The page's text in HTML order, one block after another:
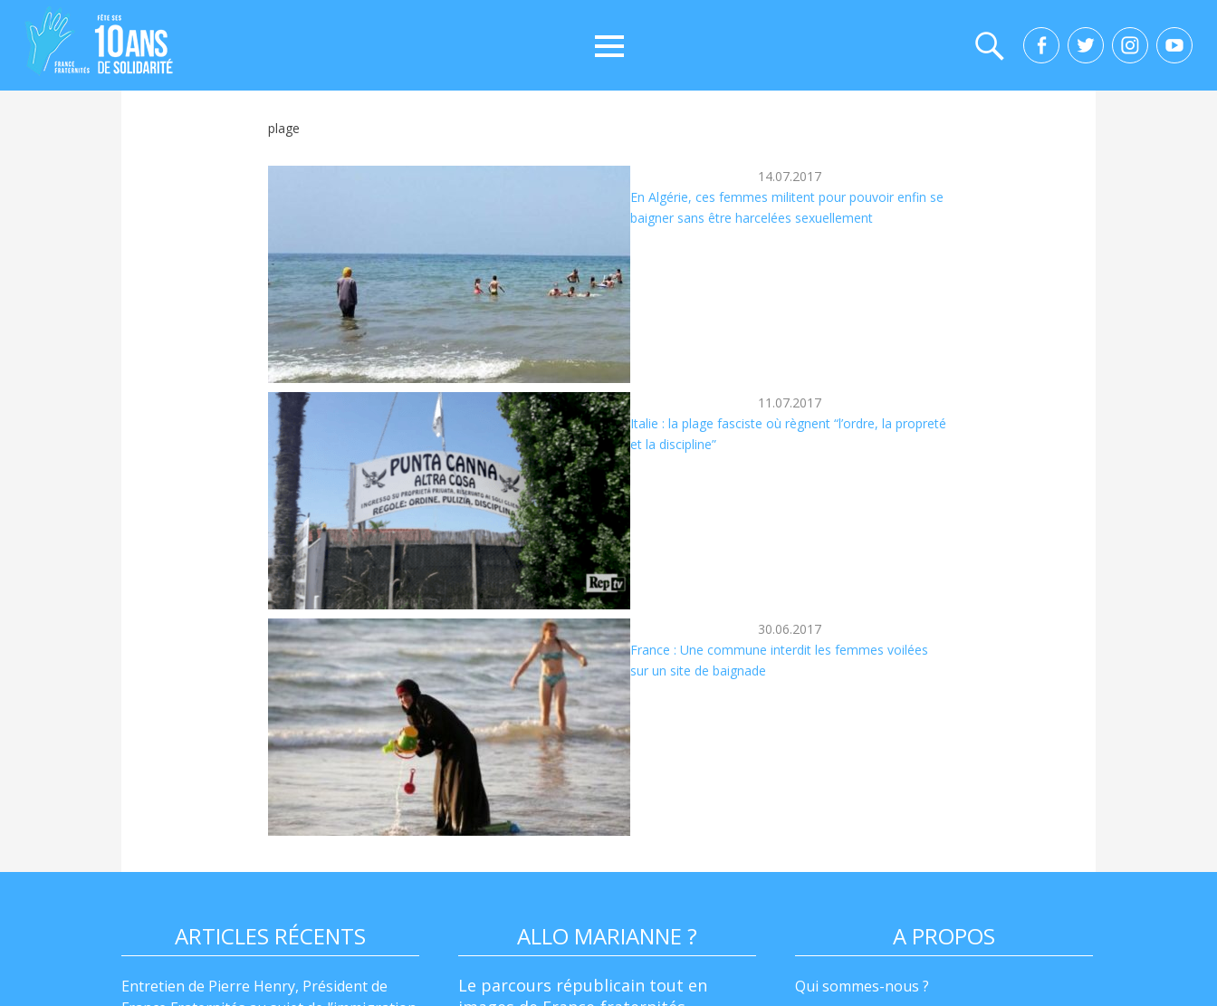
plage
14.07.2017
En Algérie, ces femmes militent pour pouvoir enfin se
baigner sans être harcelées sexuellement
11.07.2017
Italie : la plage fasciste où règnent “l’ordre, la propreté
et la discipline”
30.06.2017
France : Une commune interdit les femmes voilées
sur un site de baignade
ARTICLES RÉCENTS
Entretien de Pierre Henry, Président de
ALLO MARIANNE ?
Le parcours républicain tout en
A PROPOS
Qui sommes-nous ?